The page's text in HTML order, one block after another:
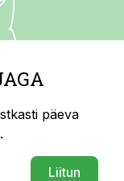
päeva
Liitun